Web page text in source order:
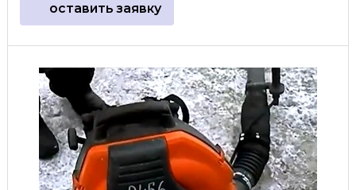
оставить заявку